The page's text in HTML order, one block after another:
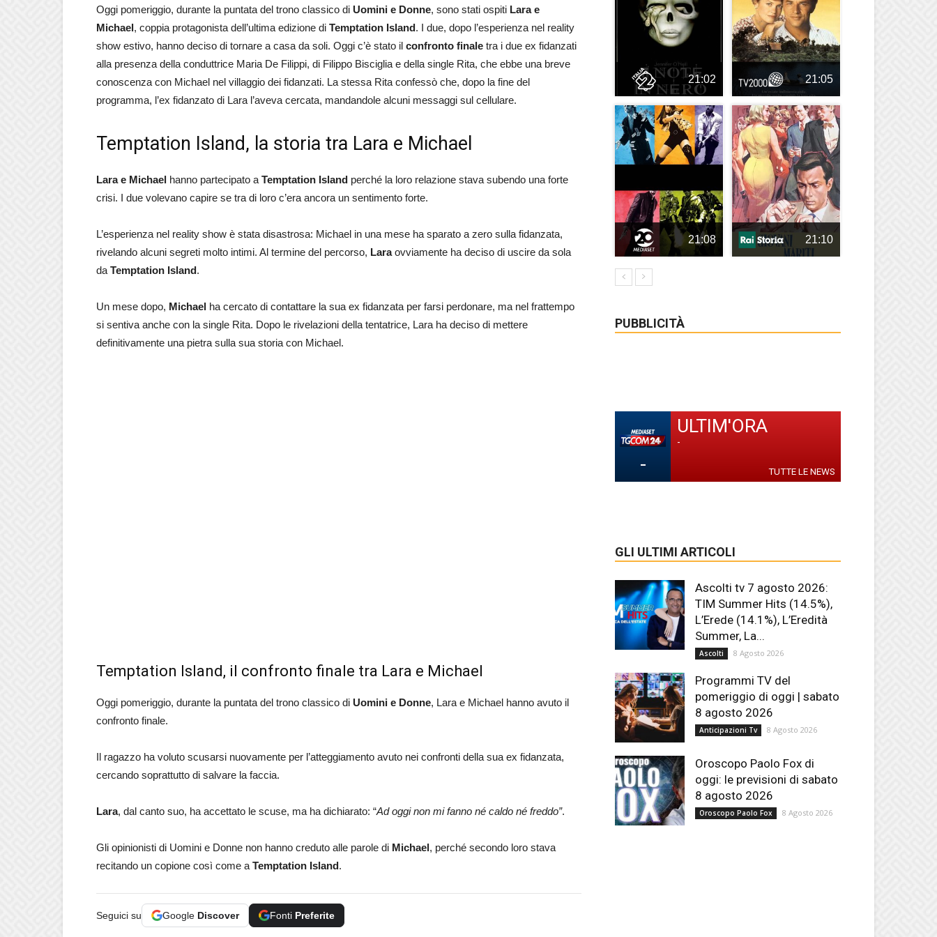
Oggi pomeriggio, durante la puntata del trono classico di Uomini e Donne, sono stati ospiti Lara e
Michael, coppia protagonista dell’ultima edizione di Temptation Island. I due, dopo l’esperienza nel reality
show estivo, hanno deciso di tornare a casa da soli. Oggi c’è stato il confronto finale tra i due ex fidanzati
alla presenza della conduttrice Maria De Filippi, di Filippo Bisciglia e della single Rita, che ebbe una breve
conoscenza con Michael nel villaggio dei fidanzati. La stessa Rita confessò che, dopo la fine del
programma, l’ex fidanzato di Lara l’aveva cercata, mandandole alcuni messaggi sul cellulare.
Temptation Island, la storia tra Lara e Michael
Lara e Michael hanno partecipato a Temptation Island perché la loro relazione stava subendo una forte
crisi. I due volevano capire se tra di loro c’era ancora un sentimento forte.
L’esperienza nel reality show è stata disastrosa: Michael in una mese ha sparato a zero sulla fidanzata,
rivelando alcuni segreti molto intimi. Al termine del percorso, Laraovviamente ha deciso di uscire da sola
da Temptation Island.
Un mese dopo, Michael ha cercato di contattare la sua ex fidanzata per farsi perdonare, ma nel frattempo
si sentiva anche con la single Rita. Dopo le rivelazioni della tentatrice, Lara ha deciso di mettere
definitivamente una pietra sulla sua storia con Michael.
Temptation Island, il confronto finale tra Lara e Michael
Oggi pomeriggio, durante la puntata del trono classico di Uomini e Donne, Lara e Michael hanno avuto il
confronto finale.
Il ragazzo ha voluto scusarsi nuovamente per l’atteggiamento avuto nei confronti della sua ex fidanzata,
cercando soprattutto di salvare la faccia.
Lara, dal canto suo, ha accettato le scuse, ma ha dichiarato: “Ad oggi non mi fanno né caldo né freddo”.
Gli opinionisti di Uomini e Donne non hanno creduto alle parole di Michael, perché secondo loro stava
recitando un copione così come a Temptation Island.
Seguici su Google Discover Fonti Preferite
21:02 21:05
21:08 21:10
PUBBLICITÀ
-
ULTIM'ORA
-
TUTTE LE NEWS
GLI ULTIMI ARTICOLI
Ascolti tv 7 agosto 2026:
TIM Summer Hits (14.5%),
L’Erede (14.1%), L’Eredità
Summer, La...
Ascolti 8 Agosto 2026
Programmi TV del
pomeriggio di oggi | sabato
8 agosto 2026
Anticipazioni Tv 8 Agosto 2026
Oroscopo Paolo Fox di
oggi: le previsioni di sabato
8 agosto 2026
Oroscopo Paolo Fox 8 Agosto 2026